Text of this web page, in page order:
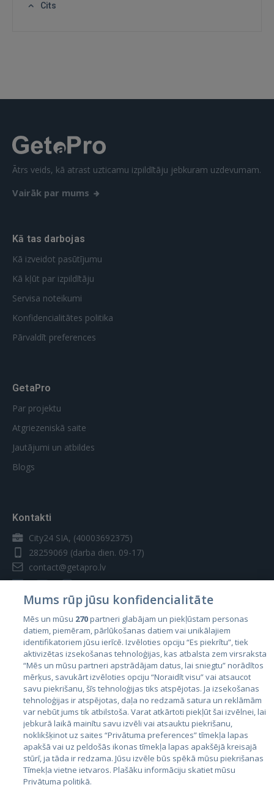
Cits
Ātrs veids, kā atrast uzticamu izpildītāju jebkuram uzdevumam.
Vairāk par mums
Kā tas darbojas
Kā izveidot pasūtījumu
Kā kļūt par izpildītāju
Servisa noteikumi
Konfidencialitātes politika
Pārvaldīt preferences
GetaPro
Par projektu
Atgriezeniskā saite
Jautājumi un atbildes
Blogs
Kontakti
City24 SIA, (40003692375)
28259069 (darba dien. 09-17)
contact@getapro.lv
Valstis
Igaunija
Latvija
Lietuva
Mums rūp jūsu konfidencialitāte
Mēs un mūsu 270partneri glabājam un piekļūstam personas
datiem, piemēram, pārlūkošanas datiem vai unikālajiem
identifikatoriem jūsu ierīcē. Izvēloties opciju “Es piekrītu”, tiek
aktivizētas izsekošanas tehnoloģijas, kas atbalsta zem virsraksta
“Mēs un mūsu partneri apstrādājam datus, lai sniegtu” norādītos
mērķus, savukārt izvēloties opciju “Noraidīt visu” vai atsaucot
savu piekrišanu, šīs tehnoloģijas tiks atspējotas. Ja izsekošanas
tehnoloģijas ir atspējotas, daļa no redzamā satura un reklāmām
var nebūt jums tik atbilstoša. Varat atkārtoti piekļūt šai izvēlnei, lai
jebkurā laikā mainītu savu izvēli vai atsauktu piekrišanu,
noklikšķinot uz saites “Privātuma preferences” tīmekļa lapas
apakšā vai uz peldošās ikonas tīmekļa lapas apakšējā kreisajā
stūrī, ja tāda ir redzama. Jūsu izvēle būs spēkā mūsu piekrišanas
Tīmekļa vietne ietvaros. Plašāku informāciju skatiet mūsu
Privātuma politikā.